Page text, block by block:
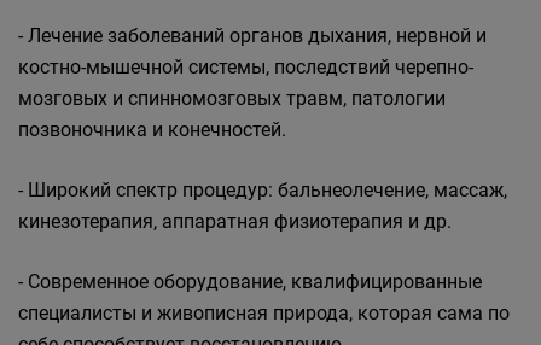
- Лечение заболеваний органов дыхания, нервной и
костно-мышечной системы, последствий черепно-
мозговых и спинномозговых травм, патологии
позвоночника и конечностей.
- Широкий спектр процедур: бальнеолечение, массаж,
кинезотерапия, аппаратная физиотерапия и др.
- Современное оборудование, квалифицированные
специалисты и живописная природа, которая сама по